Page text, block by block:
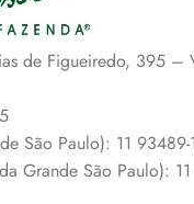
de Figueiredo, 395 –
São Paulo): 11
Grande São Paulo):